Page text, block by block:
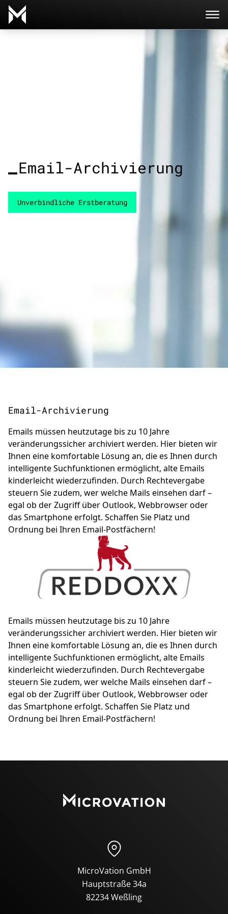
Direkt zum Inhalt wechseln
Email-Archivierung
Unverbindliche Erstberatung
Email-Archivierung
Emails müssen heutzutage bis zu 10 Jahre
veränderungssicher archiviert werden. Hier bieten wir
Ihnen eine komfortable Lösung an, die es Ihnen durch
intelligente Suchfunktionen ermöglicht, alte Emails
kinderleicht wiederzufinden. Durch Rechtevergabe
steuern Sie zudem, wer welche Mails einsehen darf –
egal ob der Zugriff über Outlook, Webbrowser oder
das Smartphone erfolgt. Schaffen Sie Platz und
Ordnung bei Ihren Email-Postfächern!
Emails müssen heutzutage bis zu 10 Jahre
veränderungssicher archiviert werden. Hier bieten wir
Ihnen eine komfortable Lösung an, die es Ihnen durch
intelligente Suchfunktionen ermöglicht, alte Emails
kinderleicht wiederzufinden. Durch Rechtevergabe
steuern Sie zudem, wer welche Mails einsehen darf –
egal ob der Zugriff über Outlook, Webbrowser oder
das Smartphone erfolgt. Schaffen Sie Platz und
Ordnung bei Ihren Email-Postfächern!
MicroVation GmbH
Hauptstraße 34a
82234 Weßling